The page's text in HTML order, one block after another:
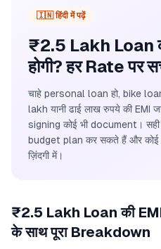
🇮🇳 हिंदी में पढ़ें
₹2.5 Lakh Loan
होगी? हर Rate पर
चाहे personal loan हो, bike
lakh यानी ढाई लाख रुपये की EMI
signing कोई भी document।
budget plan कर सकते हैं और कोई
ज़िंदगी में।
₹2.5 Lakh Loan की
के साथ पूरा Breakdown